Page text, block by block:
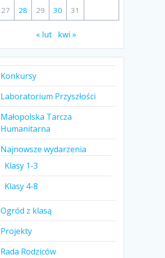
27 28 29 30 31
« lut kwi »
Konkursy
Laboratorium Przyszłości
Małopolska Tarcza
Humanitarna
Najnowsze wydarzenia
Klasy 1-3
Klasy 4-8
Ogród z klasą
Projekty
Rada Rodziców